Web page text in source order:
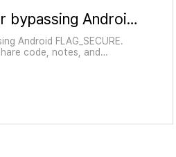
FRIDA script for bypassing Android FLAG_SECURE
Android FLAG_SECURE.
code, notes, and